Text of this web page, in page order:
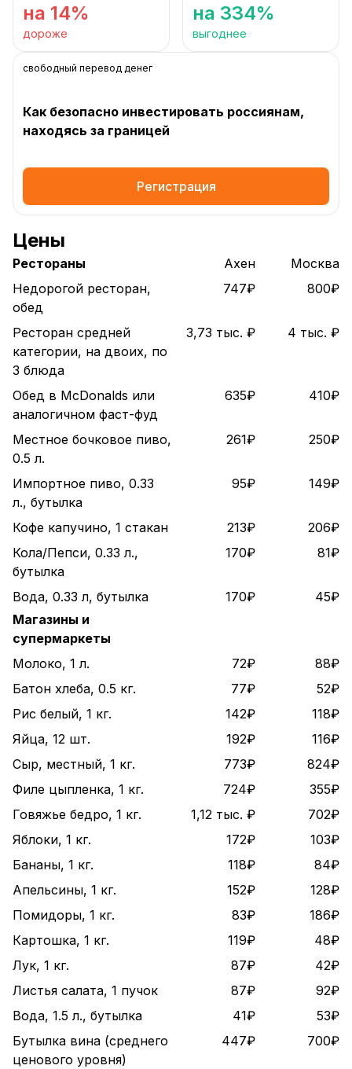
на 14%
дороже
на 334%
выгоднее
свободный перевод денег
Как безопасно инвестировать россиянам,
находясь за границей
Регистрация
Цены
Рестораны Ахен
Москва
Недорогой ресторан,
обед
747₽ 800₽
Ресторан средней
категории, на двоих, по
3 блюда
3,73 тыс. ₽ 4 тыс. ₽
Обед в McDonalds или
аналогичном фаст-фуд
635₽ 410₽
Местное бочковое пиво,
0.5 л.
261₽ 250₽
Импортное пиво, 0.33
л., бутылка
95₽ 149₽
Кофе капучино, 1 стакан 213₽
206₽
Кола/Пепси, 0.33 л.,
бутылка
170₽ 81₽
Вода, 0.33 л, бутылка 170₽
45₽
Магазины и
супермаркеты
Молоко, 1 л.
72₽
88₽
Батон хлеба, 0.5 кг.
77₽
52₽
Рис белый, 1 кг.
142₽
118₽
Яйца, 12 шт.
192₽
116₽
Сыр, местный, 1 кг.
773₽
824₽
Филе цыпленка, 1 кг.
724₽
355₽
Говяжье бедро, 1 кг.
1,12 тыс. ₽
702₽
Яблоки, 1 кг.
172₽
103₽
Бананы, 1 кг.
118₽
84₽
Апельсины, 1 кг.
152₽
128₽
Помидоры, 1 кг.
83₽
186₽
Картошка, 1 кг.
119₽
48₽
Лук, 1 кг.
87₽
42₽
Листья салата, 1 пучок
87₽
92₽
Вода, 1.5 л., бутылка
41₽
53₽
Бутылка вина (среднего
ценового уровня)
447₽ 700₽